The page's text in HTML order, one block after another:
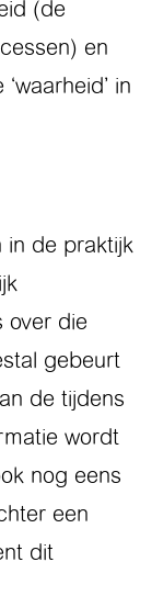
(de
en
in
in de praktijk
over die
gebeurt
de tijdens
wordt
nog eens
een
dit